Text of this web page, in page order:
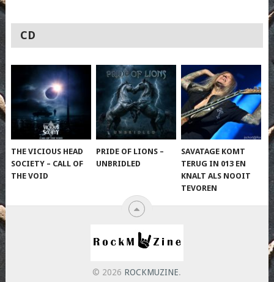
CD
THE VICIOUS HEAD
SOCIETY – CALL OF
THE VOID
PRIDE OF LIONS –
UNBRIDLED
SAVATAGE KOMT
TERUG IN 013 EN
KNALT ALS NOOIT
TEVOREN
© 2026 ROCKMUZINE.